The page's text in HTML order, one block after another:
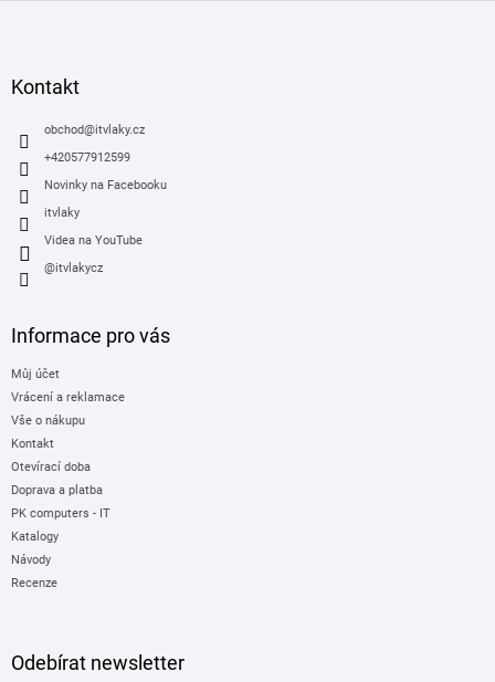
Kontakt
obchod@itvlaky.cz
+420577912599
Novinky na Facebooku
itvlaky
Videa na YouTube
@itvlakycz
Informace pro vás
Můj účet
Vrácení a reklamace
Vše o nákupu
Kontakt
Otevírací doba
Doprava a platba
PK computers - IT
Katalogy
Návody
Recenze
Odebírat newsletter